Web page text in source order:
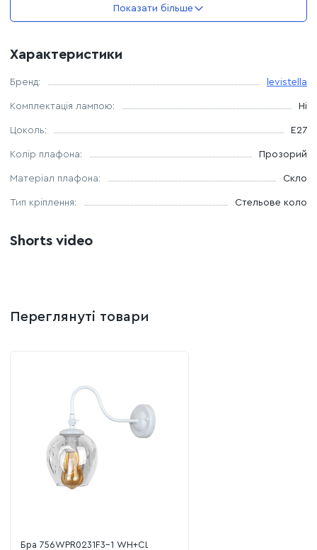
Джерело світла - 1 Е27 лампа
Максимальна потужність лампочки - 40 W
енергосберігаюча.
Показати більше
Характеристики
Бренд: levistella
Комплектація лампою: Ні
Цоколь: E27
Колір плафона: Прозорий
Матеріал плафона: Скло
Тип кріплення: Стельове коло
Shorts video
Переглянуті товари
Бра 756WPR0231F3-1 WH+CL